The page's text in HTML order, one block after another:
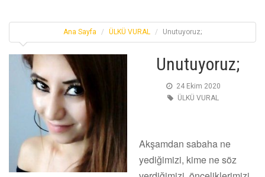
Ana Sayfa ÜLKÜ VURAL Unutuyoruz;
Unutuyoruz;
24 Ekim 2020
ÜLKÜ VURAL
Akşamdan sabaha ne
yediğimizi, kime ne söz